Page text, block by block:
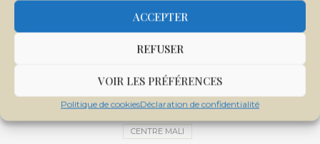
ACCEPTER
REFUSER
VOIR LES PRÉFÉRENCES
Politique de cookiesDéclaration de confidentialité
CENTRALE SOLAIRE DE SANANKOROBA
CENTRE INTERNATIONAL DE CONFÉRENCES DE BAMAKO
CENTRE MALI